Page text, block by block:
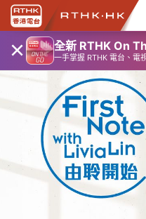
× 全新 RTHK On
一手掌握 RTHK 電台、電